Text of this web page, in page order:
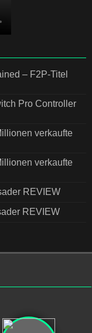
– F2P-Titel
Pro Controller
verkaufte
verkaufte
REVIEW
REVIEW